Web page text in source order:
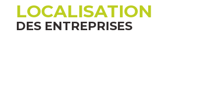
LOCALISATION
DES ENTREPRISES